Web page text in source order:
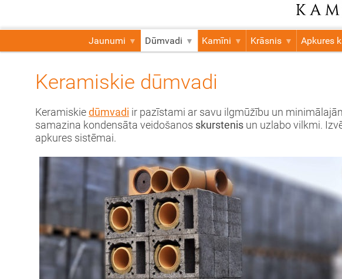
Jaunumi Dūmvadi Kamīni Krāsnis Apkures
Keramiskie dūmvadi
Keramiskie dūmvadi ir pazīstami ar savu ilgmūžību un
samazina kondensāta veidošanos skurstenis un uzlabo vilkmi.
apkures sistēmai.